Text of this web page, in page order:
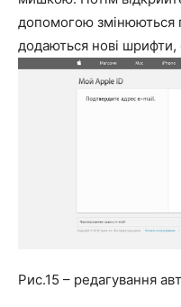
допомогою змінюються
додаються нові шрифти,
Рис.15 – редагування